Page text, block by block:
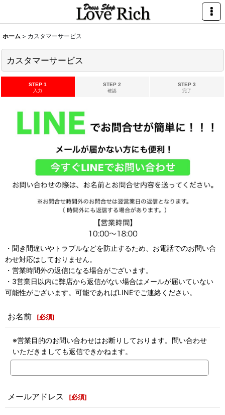
ホーム > カスタマーサービス
カスタマーサービス
STEP 1
入力
STEP 2
確認
STEP 3
完了
・聞き間違いやトラブルなどを防止するため、お電話でのお問い合
わせ対応はしておりません。
・営業時間外の返信になる場合がございます。
・3営業日以内に弊店から返信がない場合はメールが届いていない
可能性がございます。可能であればLINEでご連絡ください。
お名前 [必須]
※営業目的のお問い合わせはお断りしております。問い合わせ
いただきましても返信できかねます。
メールアドレス [必須]